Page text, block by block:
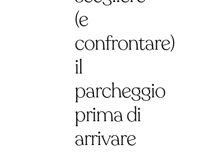
(e
confrontare)
il
parcheggio
prima di
arrivare